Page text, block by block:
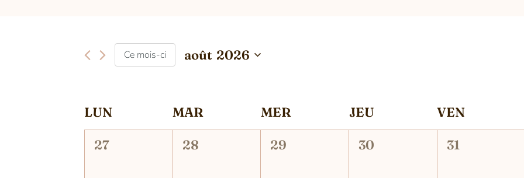
Ce mois-ci août 2026
Calendrier
de
LUN MAR MER JEU VEN
0
27
0
28
0
29
0
30
0
31